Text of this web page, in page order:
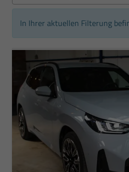
In Ihrer aktuellen Filterung